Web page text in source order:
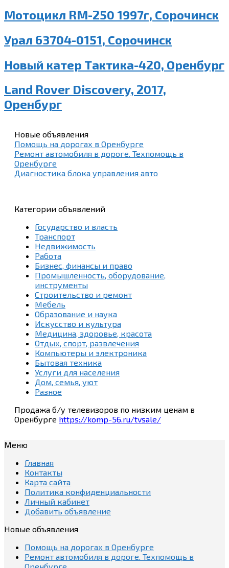
Мотоцикл RM-250 1997г, Сорочинск
Урал 63704-0151, Сорочинск
Новый катер Тактика-420, Оренбург
Land Rover Discovery, 2017,
Оренбург
Новые объявления
Помощь на дорогах в Оренбурге
Ремонт автомобиля в дороге. Техпомощь в
Оренбурге
Диагностика блока управления авто
Категории объявлений
Государство и власть
Транспорт
Недвижимость
Работа
Бизнес, финансы и право
Промышленность, оборудование,
инструменты
Строительство и ремонт
Мебель
Образование и наука
Искусство и культура
Медицина, здоровье, красота
Отдых, спорт, развлечения
Компьютеры и электроника
Бытовая техника
Услуги для населения
Дом, семья, уют
Разное
Продажа б/у телевизоров по низким ценам в
Оренбурге https://komp-56.ru/tvsale/
Меню
Главная
Контакты
Карта сайта
Политика конфиденциальности
Личный кабинет
Добавить объявление
Новые объявления
Помощь на дорогах в Оренбурге
Ремонт автомобиля в дороге. Техпомощь в